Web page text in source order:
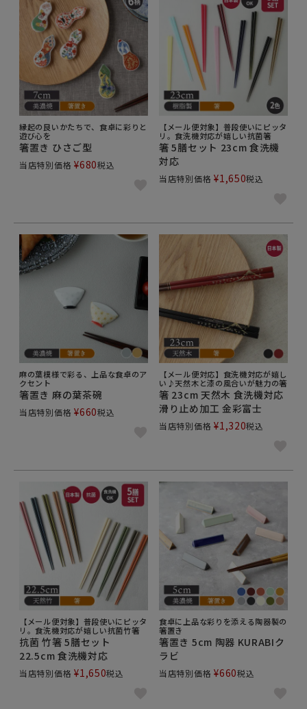
縁起の良いかたちで、食卓に彩りと
遊び心を
箸置き ひさご型
当店特別価格 ¥680税込
【メール便対象】普段使いにピッタ
リ。食洗機対応が嬉しい抗菌箸
箸 5膳セット 23cm 食洗機
対応
当店特別価格 ¥1,650税込
麻の葉模様で彩る、上品な食卓のア
クセント
箸置き 麻の葉茶碗
当店特別価格 ¥660税込
【メール便対応】食洗機対応が嬉し
い♪天然木と漆の風合いが魅力の箸
箸 23cm 天然木 食洗機対応
滑り止め加工 金彩富士
当店特別価格 ¥1,320税込
【メール便対象】普段使いにピッタ
リ。食洗機対応が嬉しい抗菌竹箸
抗菌 竹箸 5膳セット
22.5cm 食洗機対応
当店特別価格 ¥1,650税込
食卓に上品な彩りを添える陶器製の
箸置き
箸置き 5cm 陶器 KURABIク
ラビ
当店特別価格 ¥660税込